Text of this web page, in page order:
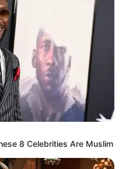
RIVERA
bien informado, por
8 Celebrities Are Muslim